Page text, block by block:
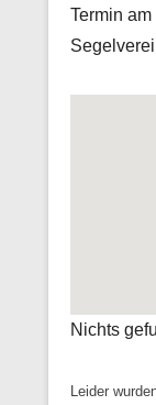
Termin am
Nichts
Leider